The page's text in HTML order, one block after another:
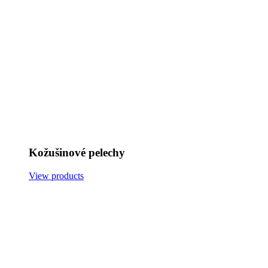
Kožušinové pelechy
View products